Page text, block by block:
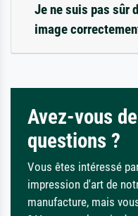
Je ne suis pas sûr
image
Avez-vous
questions ?
Vous êtes intéressé
impression d'art de
manufacture, mais